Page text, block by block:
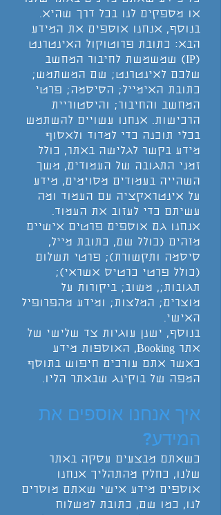
או מספקים לנו בכל דרך שהיא.
בנוסף, אנחנו אוספים את המידע
הבא: כתובת פרוטוקול האינטרנט
(IP) שמשמשת לחיבור המחשב
שלכם לאינטרנט; שם המשתמש;
כתובת האימייל; הסיסמה; פרטי
המחשב והחיבור; והיסטוריית
הרכישות. אנחנו עשויים להשתמש
בכלי תוכנה כדי למדוד ולאסוף
מידע בקשר לגלישה באתר, כולל
זמני התגובה של העמודים, משך
השהייה בעמודים מסוימים, מידע
על אינטראקציה עם העמוד ומה
עשיתם כדי לעזוב את העמוד.
אנחנו גם אוספים פרטים אישיים
מזהים (כולל שם, כתובת מייל,
סיסמה ותקשורת); פרטי תשלום
(כולל פרטי כרטיס אשראי);
תגובות;, משוב; ביקורות על
מוצרים; המלצות; ומידע מהפרופיל
האישי.
בנוסף, ישנן עוגיות צד שלישי של
אתר Booking, האוספות מידע
כאשר אתם עורכים חיפוש בתוסף
המפה של בוקינג שבאתר הליו.
איך אנחנו אוספים את
המידע?
כשאתם מבצעים עסקה באתר
שלנו, כחלק מהתהליך אנחנו
אוספים מידע אישי שאתם מוסרים
לנו, כמו שם, כתובת למשלוח